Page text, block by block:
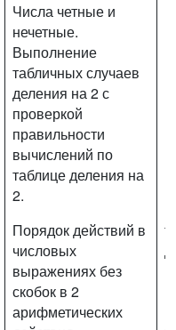
Числа четные и
нечетные.
Выполнение
табличных случаев
деления на 2 с
проверкой
правильности
вычислений по
таблице деления на
2.
Порядок действий в
числовых
выражениях без
скобок в 2
арифметических